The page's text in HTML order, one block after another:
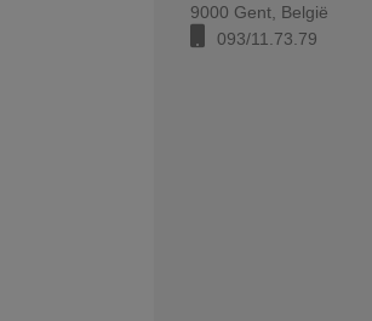
9000 Gent België
093/11.73.79